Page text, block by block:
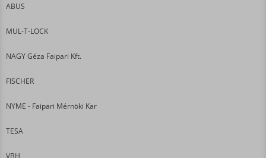
ABUS
MUL-T-LOCK
NAGY Géza Faipari Kft.
FISCHER
NYME - Faipari Mérnöki Kar
TESA
VBH